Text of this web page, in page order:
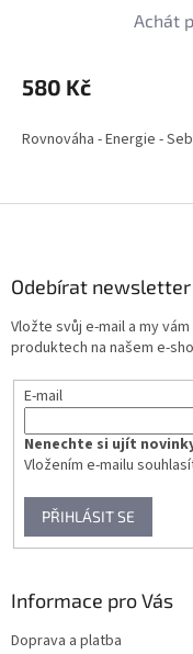
Achát
580 Kč
Rovnováha - Energie -
Odebírat newsletter
Vložte svůj e-mail a my
produktech na našem e-
E-mail
Nenechte si ujít
Vložením e-mailu
PŘIHLÁSIT SE
Informace pro Vás
Doprava a platba